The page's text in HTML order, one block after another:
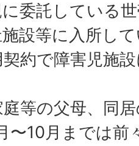
委託している
設等に入所し
約で障害児施
等の父母、同
〜10月までは前